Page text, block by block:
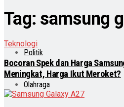
Politik
Olahraga
Tag: samsung
Teknologi
Bocoran Spek dan Harga
Meningkat, Harga Ikut Meroket?